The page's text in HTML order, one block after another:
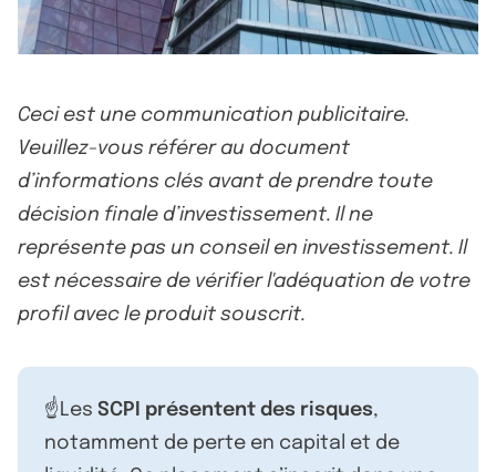
Ceci est une communication publicitaire.
Veuillez-vous référer au document
d’informations clés avant de prendre toute
décision finale d’investissement. Il ne
représente pas un conseil en investissement. Il
est nécessaire de vérifier l'adéquation de votre
profil avec le produit souscrit.
☝️Les SCPI présentent des risques,
notamment de perte en capital et de